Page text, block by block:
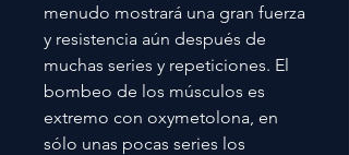
menudo mostrará una gran fuerza
y resistencia aún después de
muchas series y repeticiones. El
bombeo de los músculos es
extremo con oxymetolona, en
sólo unas pocas series los